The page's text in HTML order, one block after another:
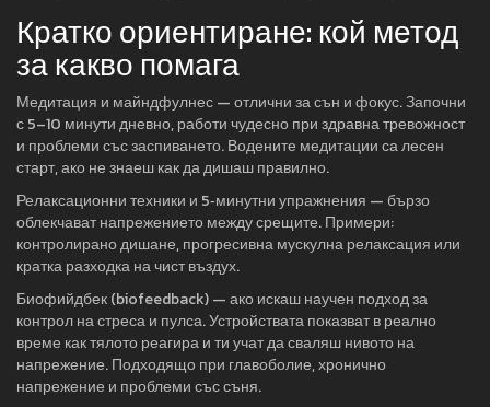
Кратко ориентиране: кой метод
за какво помага
Медитация и майндфулнес — отлични за сън и фокус. Започни
с 5–10 минути дневно, работи чудесно при здравна тревожност
и проблеми със заспиването. Водените медитации са лесен
старт, ако не знаеш как да дишаш правилно.
Релаксационни техники и 5‑минутни упражнения — бързо
облекчават напрежението между срещите. Примери:
контролирано дишане, прогресивна мускулна релаксация или
кратка разходка на чист въздух.
Биофийдбек (biofeedback) — ако искаш научен подход за
контрол на стреса и пулса. Устройствата показват в реално
време как тялото реагира и ти учат да сваляш нивото на
напрежение. Подходящо при главоболие, хронично
напрежение и проблеми със съня.